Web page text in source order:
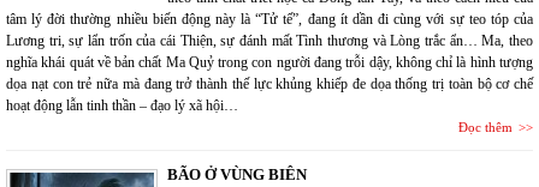
tâm lý đời thường nhiều biến động này là “Tử tế”, đang ít dần đi cùng với sự teo tóp của
Lương tri, sự lẩn trốn của cái Thiện, sự đánh mất Tình thương và Lòng trắc ẩn… Ma, theo
nghĩa khái quát về bản chất Ma Quỷ trong con người đang trỗi dậy, không chỉ là hình tượng
dọa nạt con trẻ nữa mà đang trở thành thế lực khủng khiếp đe dọa thống trị toàn bộ cơ chế
hoạt động lẫn tinh thần – đạo lý xã hội…
Đọc thêm
BÃO Ở VÙNG BIÊN